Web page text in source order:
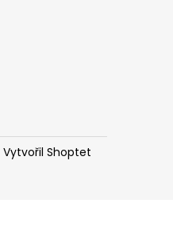
Vytvořil Shoptet